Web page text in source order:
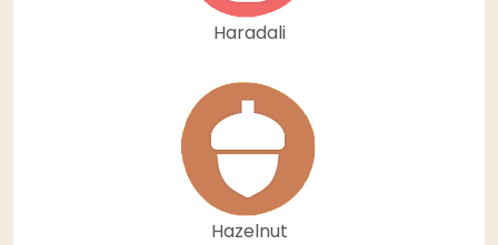
Haradali
Hazelnut